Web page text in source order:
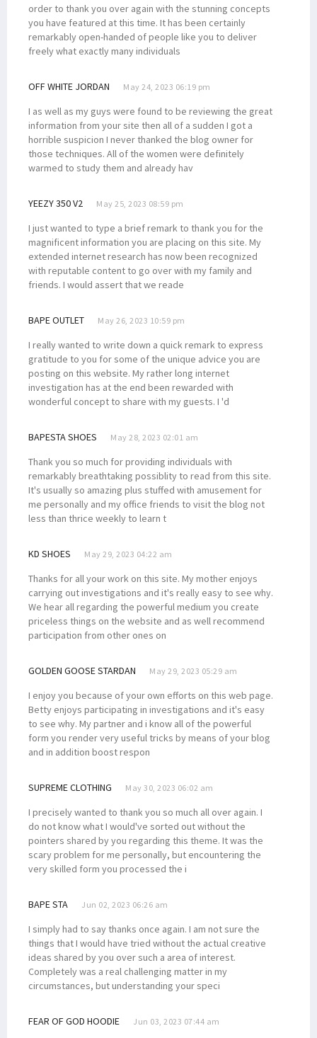
order to thank you over again with the stunning concepts
you have featured at this time. It has been certainly
remarkably open-handed of people like you to deliver
freely what exactly many individuals
OFF WHITE JORDAN May 24, 2023 06:19 pm
I as well as my guys were found to be reviewing the great
information from your site then all of a sudden I got a
horrible suspicion I never thanked the blog owner for
those techniques. All of the women were definitely
warmed to study them and already hav
YEEZY 350 V2 May 25, 2023 08:59 pm
I just wanted to type a brief remark to thank you for the
magnificent information you are placing on this site. My
extended internet research has now been recognized
with reputable content to go over with my family and
friends. I would assert that we reade
BAPE OUTLET May 26, 2023 10:59 pm
I really wanted to write down a quick remark to express
gratitude to you for some of the unique advice you are
posting on this website. My rather long internet
investigation has at the end been rewarded with
wonderful concept to share with my guests. I 'd
BAPESTA SHOES May 28, 2023 02:01 am
Thank you so much for providing individuals with
remarkably breathtaking possiblity to read from this site.
It's usually so amazing plus stuffed with amusement for
me personally and my office friends to visit the blog not
less than thrice weekly to learn t
KD SHOES May 29, 2023 04:22 am
Thanks for all your work on this site. My mother enjoys
carrying out investigations and it's really easy to see why.
We hear all regarding the powerful medium you create
priceless things on the website and as well recommend
participation from other ones on
GOLDEN GOOSE STARDAN May 29, 2023 05:29 am
I enjoy you because of your own efforts on this web page.
Betty enjoys participating in investigations and it's easy
to see why. My partner and i know all of the powerful
form you render very useful tricks by means of your blog
and in addition boost respon
SUPREME CLOTHING May 30, 2023 06:02 am
I precisely wanted to thank you so much all over again. I
do not know what I would've sorted out without the
pointers shared by you regarding this theme. It was the
scary problem for me personally, but encountering the
very skilled form you processed the i
BAPE STA Jun 02, 2023 06:26 am
I simply had to say thanks once again. I am not sure the
things that I would have tried without the actual creative
ideas shared by you over such a area of interest.
Completely was a real challenging matter in my
circumstances, but understanding your speci
FEAR OF GOD HOODIE Jun 03, 2023 07:44 am